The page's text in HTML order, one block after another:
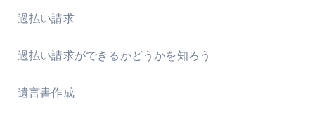
過払い請求
過払い請求ができるかどうかを知ろう
遺言書作成